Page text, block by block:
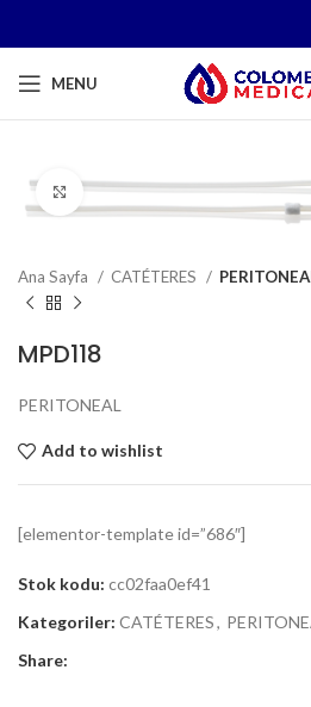
MENU
Click to enlarge
Ana Sayfa CATÉTERES
MPD118
PERITONEAL
Add to wishlist
[elementor-template id=”686″]
Stok kodu: cc02faa0ef41
Kategoriler: CATÉTERES,
Share: